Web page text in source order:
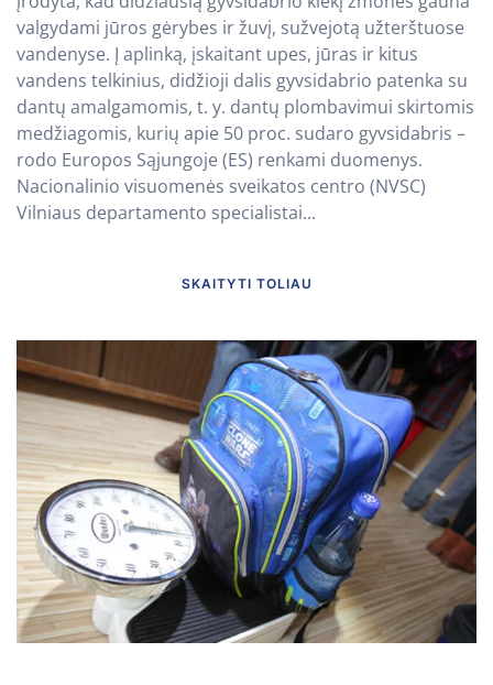
valgydami jūros gėrybes ir žuvį, sužvejotą užterštuose
vandenyse. Į aplinką, įskaitant upes, jūras ir kitus
vandens telkinius, didžioji dalis gyvsidabrio patenka su
dantų amalgamomis, t. y. dantų plombavimui skirtomis
medžiagomis, kurių apie 50 proc. sudaro gyvsidabris –
rodo Europos Sąjungoje (ES) renkami duomenys.
Nacionalinio visuomenės sveikatos centro (NVSC)
Vilniaus departamento specialistai...
SKAITYTI TOLIAU